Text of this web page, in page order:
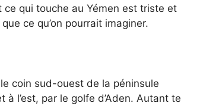
qui touche au Yémen est triste et
ce qu’on pourrait imaginer.
coin sud-ouest de la péninsule
l’est, par le golfe d’Aden. Autant te